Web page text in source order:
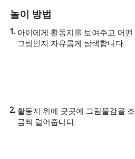
놀이 방법
아이에게 활동지를 보여주고 어떤
그림인지 자유롭게 탐색합니다.
활동지 위에 곳곳에 그림물감을 조
금씩 덜어줍니다.